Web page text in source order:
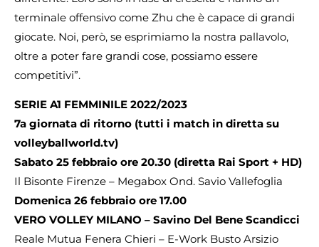
terminale offensivo come Zhu che è capace di grandi
giocate. Noi, però, se esprimiamo la nostra pallavolo,
oltre a poter fare grandi cose, possiamo essere
competitivi”.
SERIE A1 FEMMINILE 2022/2023
7a giornata di ritorno (tutti i match in diretta su
volleyballworld.tv)
Sabato 25 febbraio ore 20.30 (diretta Rai Sport + HD)
Il Bisonte Firenze – Megabox Ond. Savio Vallefoglia
Domenica 26 febbraio ore 17.00
VERO VOLLEY MILANO – Savino Del Bene Scandicci
Reale Mutua Fenera Chieri – E-Work Busto Arsizio